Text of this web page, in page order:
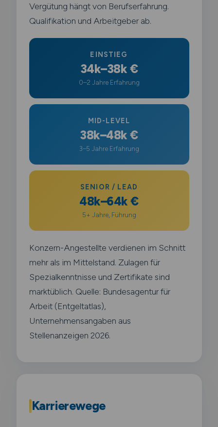
Vergütung hängt von Berufserfahrung.
Qualifikation und Arbeitgeber ab.
EINSTIEG
34k–38k €
0–2 Jahre Erfahrung
MID-LEVEL
38k–48k €
3–5 Jahre Erfahrung
SENIOR / LEAD
48k–64k €
5+ Jahre, Führung
Konzern-Angestellte verdienen im Schnitt
mehr als im Mittelstand. Zulagen für
Spezialkenntnisse und Zertifikate sind
marktüblich. Quelle: Bundesagentur für
Arbeit (Entgeltatlas),
Unternehmensangaben aus
Stellenanzeigen 2026.
Karrierewege